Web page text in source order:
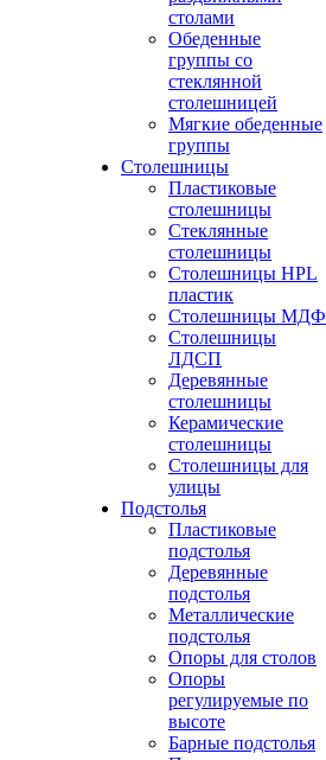
столами
Обеденные
группы со
стеклянной
столешницей
Мягкие обеденные
группы
Столешницы
Пластиковые
столешницы
Стеклянные
столешницы
Столешницы HPL
пластик
Столешницы МДФ
Столешницы
ЛДСП
Деревянные
столешницы
Керамические
столешницы
Столешницы для
улицы
Подстолья
Пластиковые
подстолья
Деревянные
подстолья
Металлические
подстолья
Опоры для столов
Опоры
регулируемые по
высоте
Барные подстолья